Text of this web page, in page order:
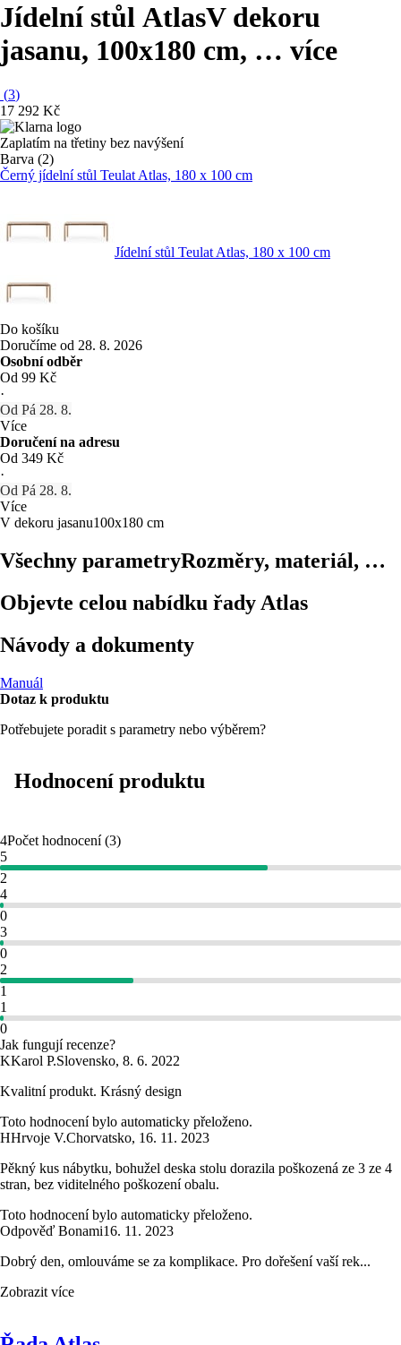
Jídelní stůl AtlasV dekoru
jasanu, 100x180 cm, … více
(3)
17 292 Kč
Zaplatím na třetiny bez navýšení
Barva (2)
Černý jídelní stůl Teulat Atlas, 180 x 100 cm
Jídelní stůl Teulat Atlas, 180 x 100 cm
Do košíku
Doručíme od 28. 8. 2026
Osobní odběr
Od 99 Kč
·
Od Pá 28. 8.
Více
Doručení na adresu
Od 349 Kč
·
Od Pá 28. 8.
Více
V dekoru jasanu100x180 cm
Všechny parametryRozměry, materiál, …
Objevte celou nabídku řady Atlas
Návody a dokumenty
Manuál
Dotaz k produktu
Potřebujete poradit s parametry nebo výběrem?
Hodnocení produktu
4Počet hodnocení(3)
5
2
4
0
3
0
2
1
1
0
Jak fungují recenze?
KKarol P.Slovensko, 8. 6. 2022
Kvalitní produkt. Krásný design
Toto hodnocení bylo automaticky přeloženo.
HHrvoje V.Chorvatsko, 16. 11. 2023
Pěkný kus nábytku, bohužel deska stolu dorazila poškozená ze 3 ze 4
stran, bez viditelného poškození obalu.
Toto hodnocení bylo automaticky přeloženo.
Odpověď Bonami16. 11. 2023
Dobrý den, omlouváme se za komplikace. Pro dořešení vaší rek...
Zobrazit více